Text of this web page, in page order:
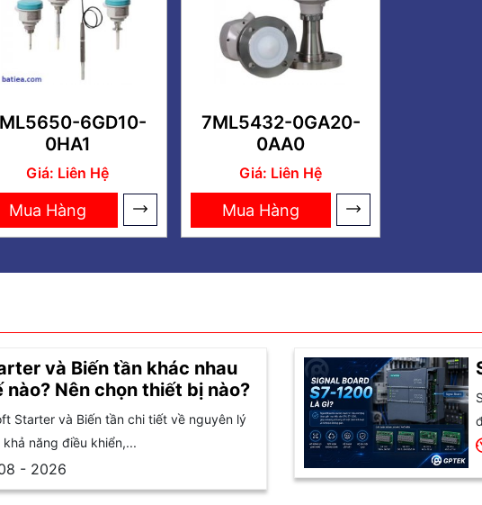
6GD10-
0HA1
Giá: Liên Hệ
Mua Hàng
7ML5432-0GA20-
0AA0
Giá: Liên Hệ
Mua Hàng
và Biến tần khác nhau
nào? Nên chọn thiết bị nào?
Starter và Biến tần chi tiết về nguyên lý
năng điều khiển,...
- 2026